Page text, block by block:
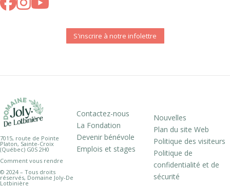
S'inscrire à notre infolettre
7015, route de Pointe
Platon, Sainte-Croix
(Québec) G0S 2H0
Comment vous rendre
© 2024 – Tous droits
réservés, Domaine Joly-De
Lotbinière
Contactez-nous
La Fondation
Devenir bénévole
Emplois et stages
Nouvelles
Plan du site Web
Politique des visiteurs
Politique de
confidentialité et de
sécurité